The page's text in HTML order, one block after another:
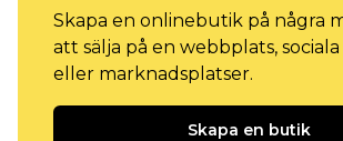
Skapa en onlinebutik på några
att sälja på en webbplats,
eller marknadsplatser.
Skapa en butik